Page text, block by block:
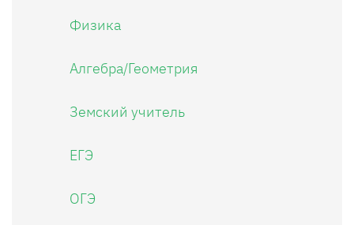
Физика
Алгебра/Геометрия
Земский учитель
ЕГЭ
ОГЭ